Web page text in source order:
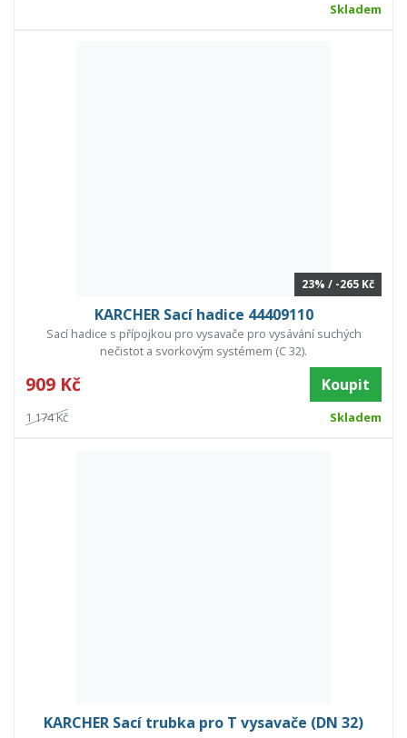
Skladem
23% / -265 Kč
KARCHER Sací hadice 44409110
Sací hadice s přípojkou pro vysavače pro vysávání suchých
nečistot a svorkovým systémem (C 32).
909 Kč Koupit
1 174 Kč Skladem
KARCHER Sací trubka pro T vysavače (DN 32)